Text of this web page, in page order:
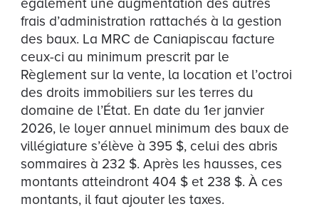
également une augmentation des autres
frais d’administration rattachés à la gestion
des baux. La MRC de Caniapiscau facture
ceux-ci au minimum prescrit par le
Règlement sur la vente, la location et l’octroi
des droits immobiliers sur les terres du
domaine de l’État. En date du 1er janvier
2026, le loyer annuel minimum des baux de
villégiature s’élève à 395 $, celui des abris
sommaires à 232 $. Après les hausses, ces
montants atteindront 404 $ et 238 $. À ces
montants, il faut ajouter les taxes.